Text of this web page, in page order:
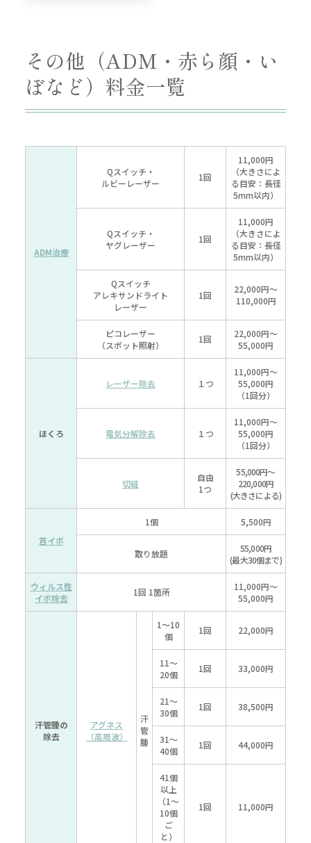
その他（ADM・赤ら顔・い
ぼなど）料金一覧
ADM治療
Qスイッチ・
ルビーレーザー
1回
11,000円
（大きさによ
る目安： 長径
5mm以内）
Qスイッチ・
ヤグレーザー
1回
11,000円
（大きさによ
る目安： 長径
5mm以内）
Qスイッチ
アレキサンドライト
レーザー
1回
22,000円～
110,000円
ピコレーザー
（スポット照射）
1回
22,000円～
55,000円
ほくろ
レーザー除去 １つ
11,000円～
55,000円
（1回分）
電気分解除去 １つ
11,000円～
55,000円
（1回分）
切縫
自由
1つ
55,000円～
220,000円
(大きさによる)
首イボ
1個 5,500円
取り放題
55,000円
(最大30個まで)
ウィルス性
イボ除去
1回 1箇所
11,000円～
55,000円
汗管腫の
除去
アグネス
（高周波）
汗
管
腫
1～10
個
1回 22,000円
11～
20個
1回 33,000円
21～
30個
1回 38,500円
31～
40個
1回 44,000円
41個
以上
（1～
10個
ご
と）
1回 11,000円